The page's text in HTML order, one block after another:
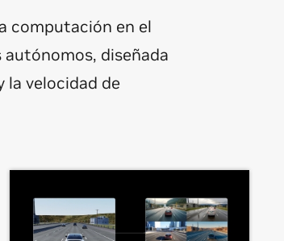
computación en el
autónomos, diseñada
la velocidad de